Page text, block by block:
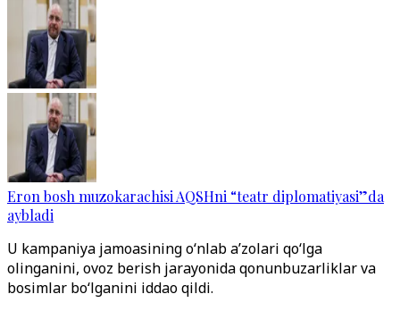
Eron bosh muzokarachisi AQSHni “teatr diplomatiyasi”da
aybladi
U kampaniya jamoasining o‘nlab a’zolari qo‘lga
olinganini, ovoz berish jarayonida qonunbuzarliklar va
bosimlar bo‘lganini iddao qildi.